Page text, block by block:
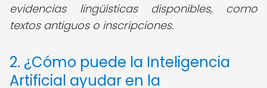
evidencias lingüísticas disponibles, como
textos antiguos o inscripciones.
2. ¿Cómo puede la Inteligencia
Artificial ayudar en la